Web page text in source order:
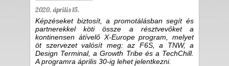
2020. április 15.
Képzéseket biztosít, a promotálásban segít és
partnerekkel köti össze a résztvevőket a
kontinensen átívelő X-Europe program, melyet
öt szervezet valósít meg: az F6S, a TNW, a
Design Terminal, a Growth Tribe és a TechChill.
A programra április 30-ig lehet jelentkezni.